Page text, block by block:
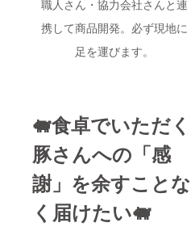
職人さん・協力会社さんと連
携して商品開発。必ず現地に
足を運びます。
🐖食卓でいただく
豚さんへの「感
謝」を余すことな
く届けたい🐖